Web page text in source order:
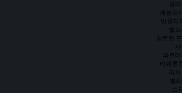
글라
세븐프
반클리
밸브
앙트완
샤
파르마
바쉐론
리차
벨&
쇼